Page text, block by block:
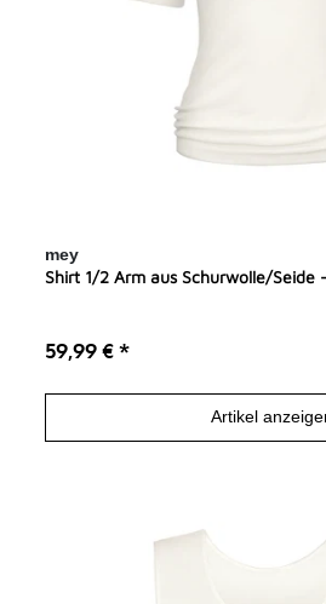
mey
Shirt 1/2 Arm aus Schurwolle/Seide -
59,99 € *
Artikel